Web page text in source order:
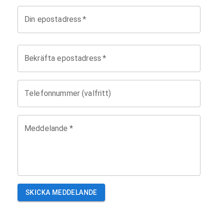
Din epostadress *
Bekräfta epostadress *
Telefonnummer (valfritt)
Meddelande *
SKICKA MEDDELANDE